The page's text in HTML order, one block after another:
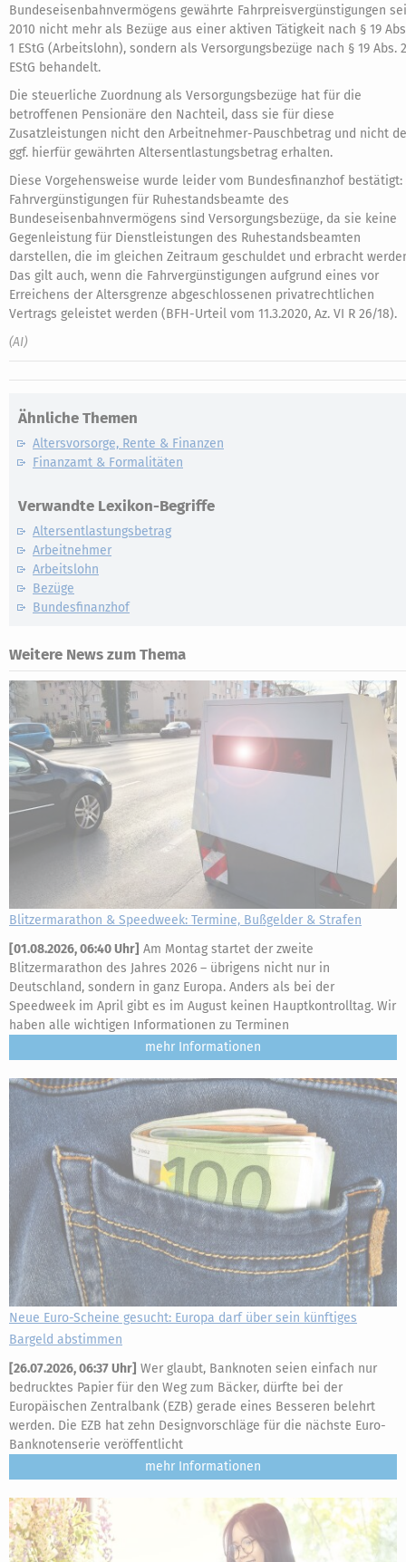
Bundeseisenbahnvermögens gewährte Fahrpreisvergünstigungen
2010 nicht mehr als Bezüge aus einer aktiven Tätigkeit nach § 19
1 EStG (Arbeitslohn), sondern als Versorgungsbezüge nach § 19 Abs. 2
EStG behandelt.
Die steuerliche Zuordnung als Versorgungsbezüge hat für die
betroffenen Pensionäre den Nachteil, dass sie für diese
Zusatzleistungen nicht den Arbeitnehmer-Pauschbetrag und nicht
ggf. hierfür gewährten Altersentlastungsbetrag erhalten.
Diese Vorgehensweise wurde leider vom Bundesfinanzhof bestätigt:
Fahrvergünstigungen für Ruhestandsbeamte des
Bundeseisenbahnvermögens sind Versorgungsbezüge, da sie keine
Gegenleistung für Dienstleistungen des Ruhestandsbeamten
darstellen, die im gleichen Zeitraum geschuldet und erbracht
Das gilt auch, wenn die Fahrvergünstigungen aufgrund eines vor
Erreichens der Altersgrenze abgeschlossenen privatrechtlichen
Vertrags geleistet werden (BFH-Urteil vom 11.3.2020, Az. VI R 26/18).
(AI)
Ähnliche Themen
Altersvorsorge, Rente & Finanzen
Finanzamt & Formalitäten
Verwandte Lexikon-Begriffe
Altersentlastungsbetrag
Arbeitnehmer
Arbeitslohn
Bezüge
Bundesfinanzhof
Weitere News zum Thema
Blitzermarathon & Speedweek: Termine, Bußgelder & Strafen
[01.08.2026, 06:40 Uhr] Am Montag startet der zweite
Blitzermarathon des Jahres 2026 – übrigens nicht nur in
Deutschland, sondern in ganz Europa. Anders als bei der
Speedweek im April gibt es im August keinen Hauptkontrolltag. Wir
haben alle wichtigen Informationen zu Terminen
mehr
Neue Euro-Scheine gesucht: Europa darf über sein künftiges
Bargeld abstimmen
[26.07.2026, 06:37 Uhr] Wer glaubt, Banknoten seien einfach nur
bedrucktes Papier für den Weg zum Bäcker, dürfte bei der
Europäischen Zentralbank (EZB) gerade eines Besseren belehrt
werden. Die EZB hat zehn Designvorschläge für die nächste Euro-
Banknotenserie veröffentlicht
mehr